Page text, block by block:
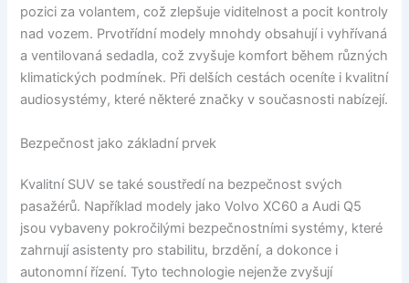
pozici za volantem, což zlepšuje viditelnost a pocit kontroly
nad vozem. Prvotřídní modely mnohdy obsahují i vyhřívaná
a ventilovaná sedadla, což zvyšuje komfort během různých
klimatických podmínek. Při delších cestách oceníte i kvalitní
audiosystémy, které některé značky v současnosti nabízejí.
Bezpečnost jako základní prvek
Kvalitní SUV se také soustředí na bezpečnost svých
pasažérů. Například modely jako Volvo XC60 a Audi Q5
jsou vybaveny pokročilými bezpečnostními systémy, které
zahrnují asistenty pro stabilitu, brzdění, a dokonce i
autonomní řízení. Tyto technologie nejenže zvyšují